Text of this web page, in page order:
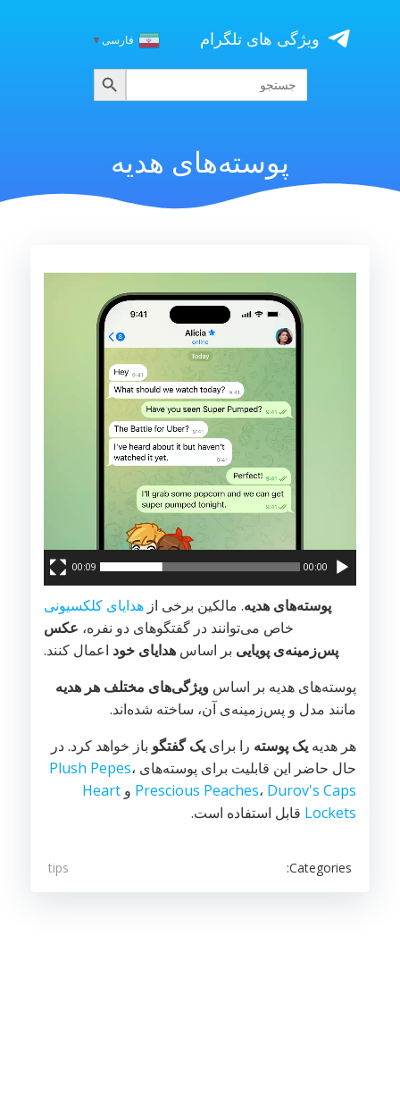
content
ویژگی های تلگرام فارسی▼
جستجو
برای:
جستجو
پوسته‌های هدیه
00:00
00:09
پوسته‌های هدیه. مالکین برخی از هدایای کلکسیونی
خاص می‌توانند در گفتگوهای دو نفره، عکس
پس‌زمینه‌ی پویایی بر اساس هدایای خود اعمال کنند.
پوسته‌های هدیه بر اساس ویژگی‌های مختلف هر هدیه
مانند مدل و پس‌زمینه‌ی آن، ساخته شده‌اند.
هر هدیه یک پوسته را برای یک گفتگو باز خواهد کرد. در
حال حاضر این قابلیت برای پوسته‌های Plush Pepes،
Prescious Peaches، Durov's Caps و Heart
Lockets قابل استفاده است.
Categories:
tips